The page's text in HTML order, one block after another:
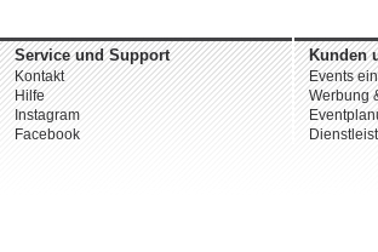
Service und Support
Kontakt
Hilfe
Instagram
Facebook
Kunden
Events
Werbung